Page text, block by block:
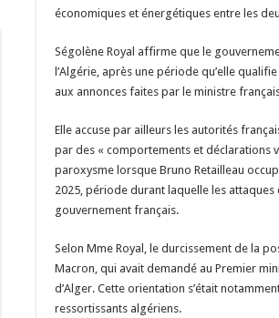
économiques et énergétiques entre les
Ségolène Royal affirme que le
l’Algérie, après une période qu’elle
aux annonces faites par le ministre
Elle accuse par ailleurs les autorités
par des « comportements et déclarations
paroxysme lorsque Bruno Retailleau
2025, période durant laquelle les attaques
gouvernement français.
Selon Mme Royal, le durcissement de la
Macron, qui avait demandé au Premier
d’Alger. Cette orientation s’était
ressortissants algériens.